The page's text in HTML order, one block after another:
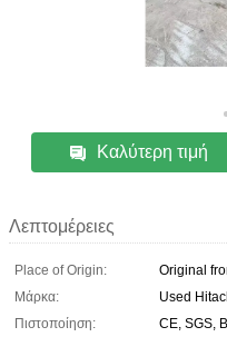
Καλύτερη τιμή
Λεπτομέρειες
Place of Origin:
Original
Μάρκα:
Used
Πιστοποίηση:
CE, SGS,